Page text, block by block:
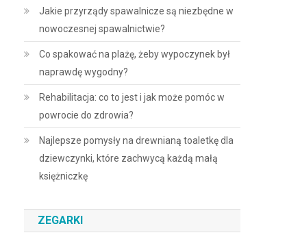
Jakie przyrządy spawalnicze są niezbędne w
nowoczesnej spawalnictwie?
Co spakować na plażę, żeby wypoczynek był
naprawdę wygodny?
Rehabilitacja: co to jest i jak może pomóc w
powrocie do zdrowia?
Najlepsze pomysły na drewnianą toaletkę dla
dziewczynki, które zachwycą każdą małą
księżniczkę
ZEGARKI